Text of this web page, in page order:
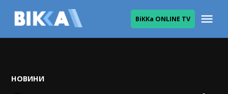
ВіККа ONLINE TV
POSTED
НОВИНИ